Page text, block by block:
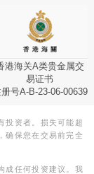
港海关A类贵金属交
易证书
号A-B-23-06-00639
投资者。损失可能超
确保您在交易前完全
成任何投资建议。我